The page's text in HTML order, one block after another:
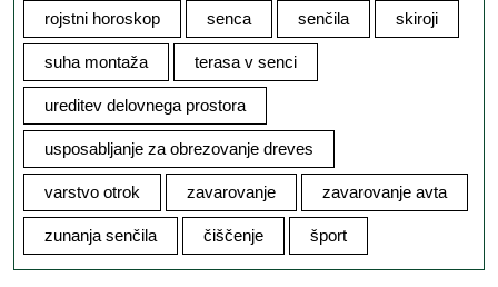
rojstni horoskop senca senčila skiroji
suha montaža terasa v senci
ureditev delovnega prostora
usposabljanje za obrezovanje dreves
varstvo otrok zavarovanje zavarovanje avta
zunanja senčila čiščenje šport